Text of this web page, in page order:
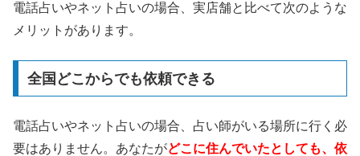
電話占いやネット占いの場合、実店舗と比べて次のような
メリットがあります。
全国どこからでも依頼できる
電話占いやネット占いの場合、占い師がいる場所に行く必
要はありません。あなたがどこに住んでいたとしても、依